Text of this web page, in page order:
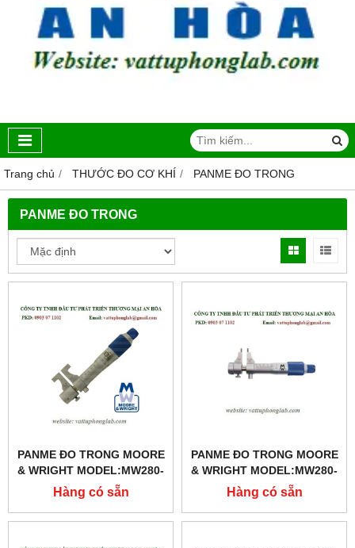
Trang chủ THƯỚC ĐO CƠ KHÍ PANME ĐO TRONG
PANME ĐO TRONG
PANME ĐO TRONG MOORE
& WRIGHT MODEL:MW280-
02
Hàng có sẵn
PANME ĐO TRONG MOORE
& WRIGHT MODEL:MW280-
01
Hàng có sẵn